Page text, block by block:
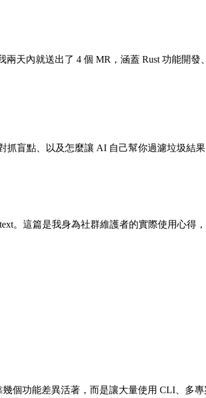
天內就送出了 4 個 MR，涵蓋 Rust 功能開
盲點、以及怎麼讓 AI 自己幫你過濾垃圾結果
。這篇是我身為社群維護者的實際使用心得
個功能差異活著，而是讓大量使用 CLI、多專